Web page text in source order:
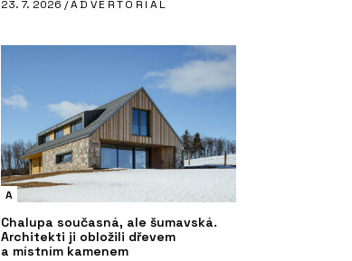
23. 7. 2026 /ADVERTORIAL
A
Chalupa současná, ale šumavská.
Architekti ji obložili dřevem
a místním kamenem